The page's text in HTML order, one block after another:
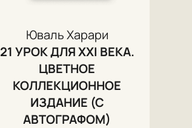
Юваль Харари
21 УРОК ДЛЯ XXI ВЕКА.
ЦВЕТНОЕ
КОЛЛЕКЦИОННОЕ
ИЗДАНИЕ (С
АВТОГРАФОМ)